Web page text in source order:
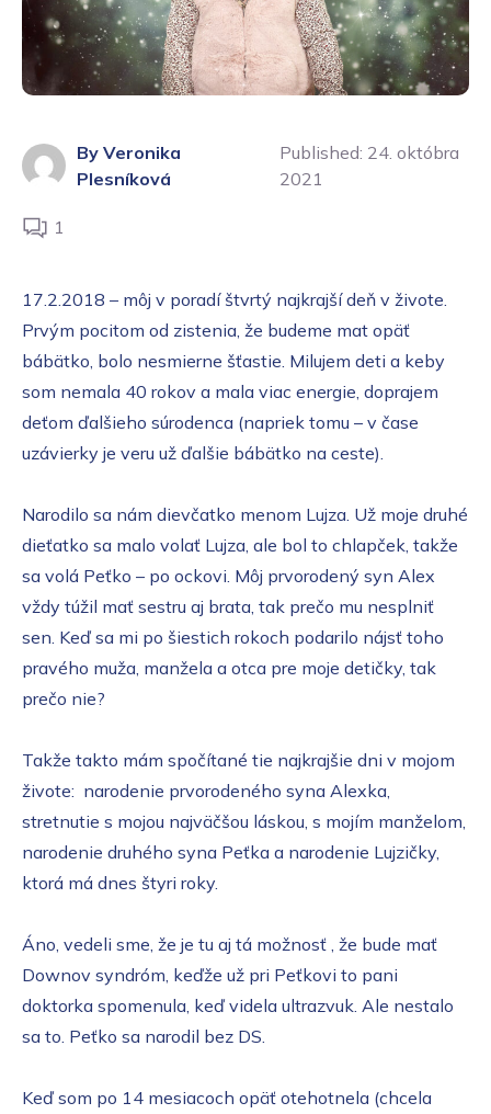
By Veronika
Plesníková
Published: 24. októbra
2021
1
17.2.2018 – môj v poradí štvrtý najkrajší deň v živote.
Prvým pocitom od zistenia, že budeme mat opäť
bábätko, bolo nesmierne šťastie. Milujem deti a keby
som nemala 40 rokov a mala viac energie, doprajem
deťom ďalšieho súrodenca (napriek tomu – v čase
uzávierky je veru už ďalšie bábätko na ceste).
Narodilo sa nám dievčatko menom Lujza. Už moje druhé
dieťatko sa malo volať Lujza, ale bol to chlapček, takže
sa volá Peťko – po ockovi. Môj prvorodený syn Alex
vždy túžil mať sestru aj brata, tak prečo mu nesplniť
sen. Keď sa mi po šiestich rokoch podarilo nájsť toho
pravého muža, manžela a otca pre moje detičky, tak
prečo nie?
Takže takto mám spočítané tie najkrajšie dni v mojom
živote: narodenie prvorodeného syna Alexka,
stretnutie s mojou najväčšou láskou, s mojím manželom,
narodenie druhého syna Peťka a narodenie Lujzičky,
ktorá má dnes štyri roky.
Áno, vedeli sme, že je tu aj tá možnosť , že bude mať
Downov syndróm, keďže už pri Peťkovi to pani
doktorka spomenula, keď videla ultrazvuk. Ale nestalo
sa to. Peťko sa narodil bez DS.
Keď som po 14 mesiacoch opäť otehotnela (chcela